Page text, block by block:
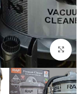
Click to enlarge